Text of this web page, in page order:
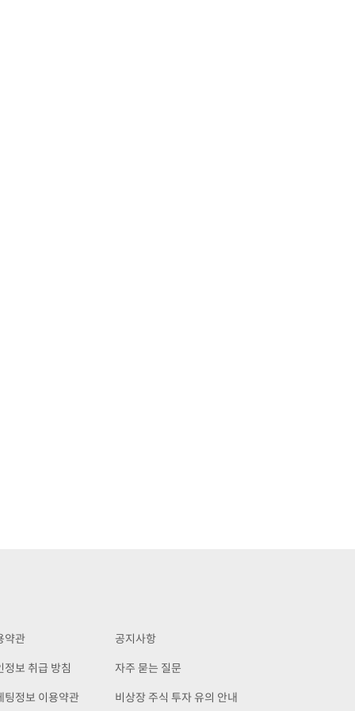
약관
정보 취급 방침
팅정보 이용약관
공지사항
자주 묻는 질문
비상장 주식 투자 유의 안내